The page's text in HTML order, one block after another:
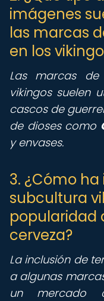
imágenes
las marcas
en los
Las marcas de
vikingos suelen
cascos de
de dioses como
y envases.
3. ¿Cómo
subcultura
popularidad
cerveza?
La inclusión de
a algunas
un mercado